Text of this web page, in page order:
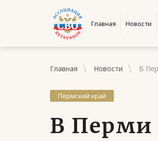
Главная Новости
Главная Новости В
Пермский край
В Перми